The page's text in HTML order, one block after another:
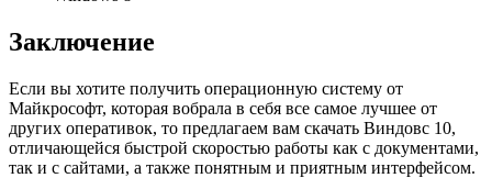
Заключение
Если вы хотите получить операционную систему от
Майкрософт, которая вобрала в себя все самое лучшее от
других оперативок, то предлагаем вам скачать Виндовс 10,
отличающейся быстрой скоростью работы как с документами,
так и с сайтами, а также понятным и приятным интерфейсом.